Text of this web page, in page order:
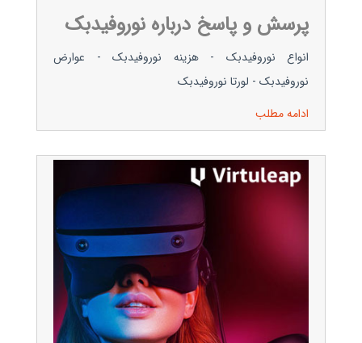
پرسش و پاسخ درباره نوروفیدبک
انواع نوروفیدبک - هزینه نوروفیدبک - عوارض
نوروفیدبک - لورتا نوروفیدبک
ادامه مطلب